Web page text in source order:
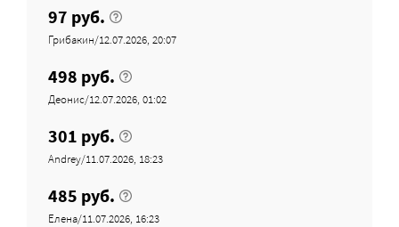
97 руб.
Грибакин/12.07.2026, 20:07
498 руб.
Деонис/12.07.2026, 01:02
301 руб.
Andrey/11.07.2026, 18:23
485 руб.
Елена/11.07.2026, 16:23